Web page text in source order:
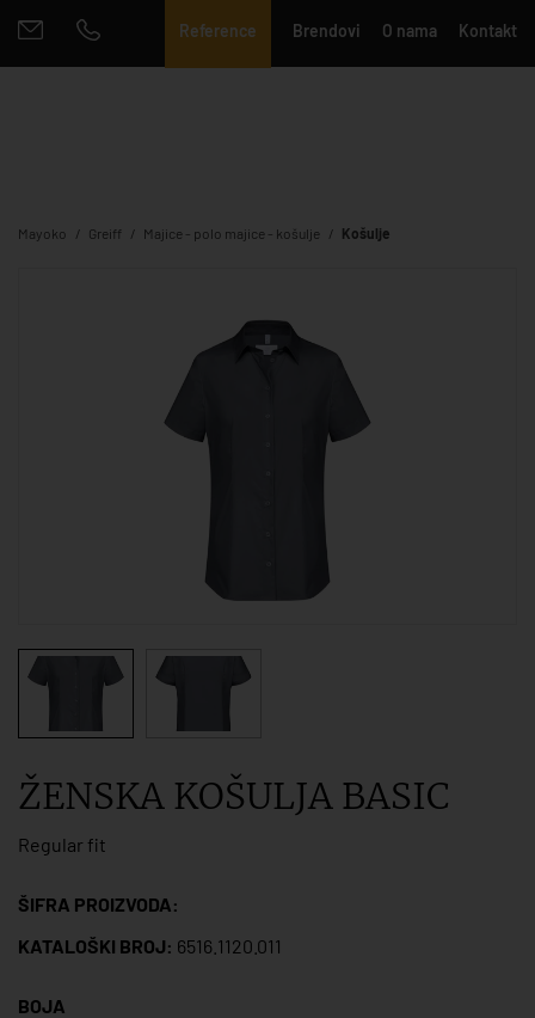
Reference Brendovi O nama Kontakt
Mayoko Greiff Majice - polo majice - košulje Košulje
ŽENSKA KOŠULJA BASIC
Regular fit
ŠIFRA PROIZVODA:
KATALOŠKI BROJ: 6516.1120.011
BOJA